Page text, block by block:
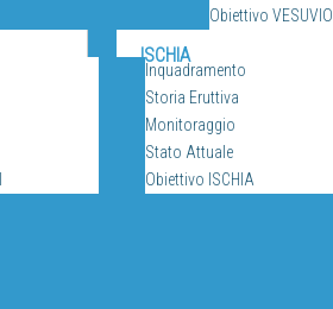
Obiettivo VESUVIO
ISCHIA
Inquadramento
Storia Eruttiva
Monitoraggio
Stato Attuale
Obiettivo ISCHIA